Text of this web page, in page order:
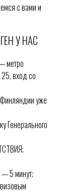
с вами и
У НАС
метро
25, вход со
уже
Генерального
5 минут;